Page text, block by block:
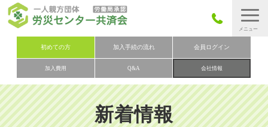
初めての方 加入手続の流れ 会員ログイン
加入費用 Q&A 会社情報
労災保険とは
労災保険の取りまとめ
労災保険加入手続きの流れ
加入費用
新着情報